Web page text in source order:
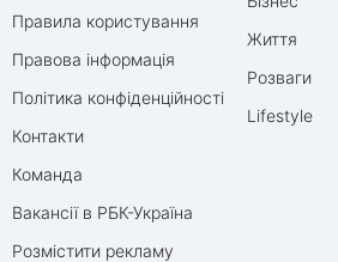
Правила користування
Правова інформація
Політика конфіденційності
Контакти
Команда
Вакансії в РБК-Україна
Розмістити рекламу
Життя
Розваги
Lifestyle